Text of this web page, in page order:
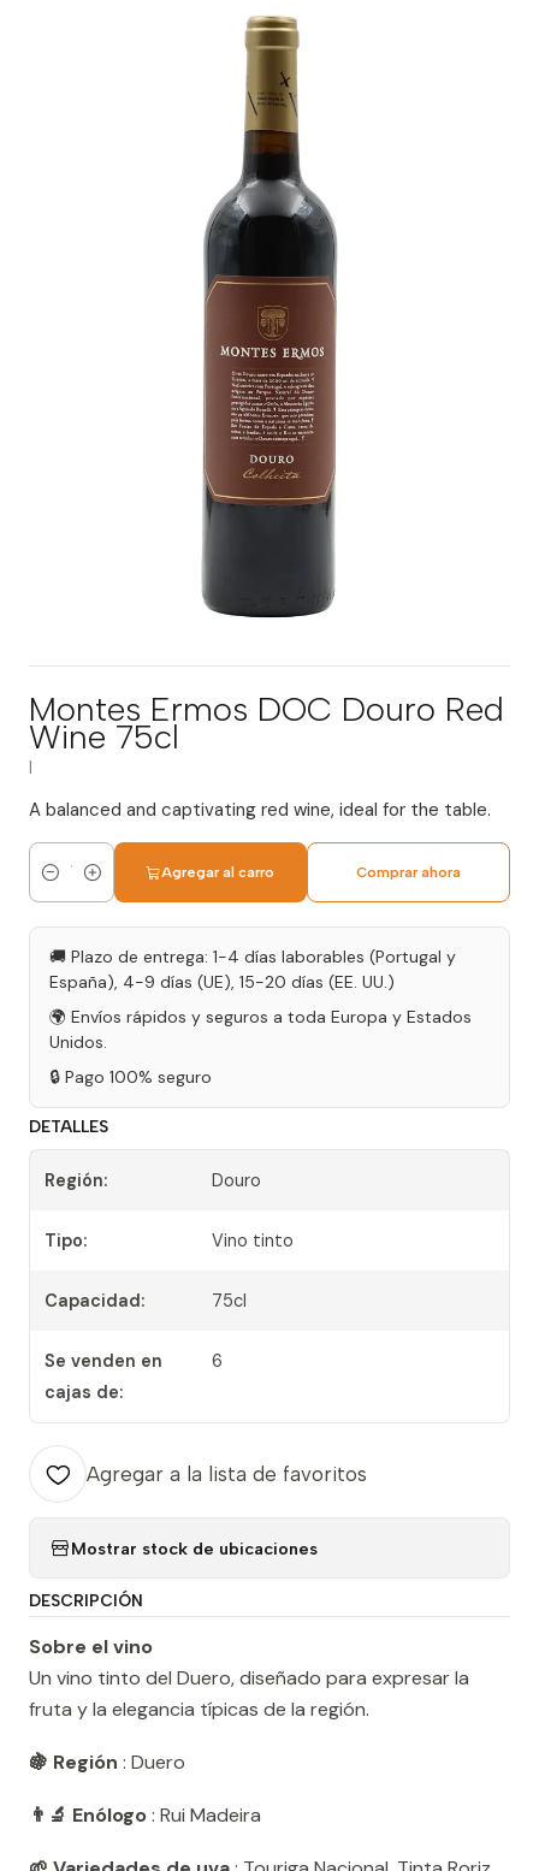
Montes Ermos DOC Douro Red
Wine 75cl
A balanced and captivating red wine, ideal for the table.
Cantidad
Agregar al carro Comprar ahora
🚚 Plazo de entrega: 1-4 días laborables (Portugal y
España), 4-9 días (UE), 15-20 días (EE. UU.)
🌍 Envíos rápidos y seguros a toda Europa y Estados
Unidos.
🔒 Pago 100% seguro
DETALLES
Región: Douro
Tipo: Vino tinto
Capacidad: 75cl
Se venden en
cajas de:
6
Agregar a la lista de favoritos
Mostrar stock de ubicaciones
DESCRIPCIÓN
Sobre el vino
Un vino tinto del Duero, diseñado para expresar la
fruta y la elegancia típicas de la región.
🍇 Región : Duero
👨‍🔬 Enólogo: Rui Madeira